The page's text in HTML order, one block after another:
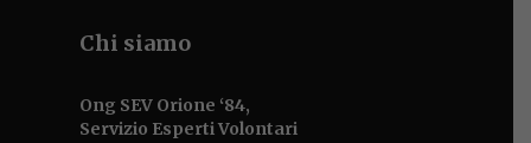
Chi siamo
Ong SEV Orione ‘84,
Servizio Esperti Volontari